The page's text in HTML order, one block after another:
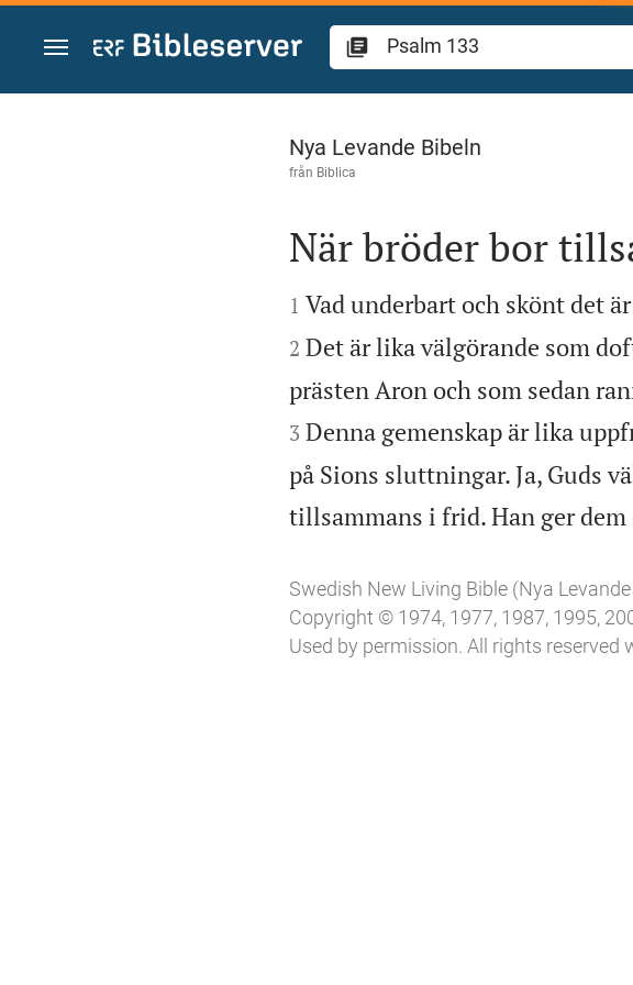
Hoppa till innehåll
Psalm 133
Nya Levande Bibeln
från Biblica

När bröder bor

1 Vad underbart och skönt det
2 Det är lika välgörande som
prästen Aron och som sedan
3 Denna gemenskap är lika
på Sions sluttningar. Ja, Guds
tillsammans i frid. Han ger
Swedish New Living Bible (Nya
Copyright © 1974, 1977, 1987, 1995,
Used by permission. All rights reserved